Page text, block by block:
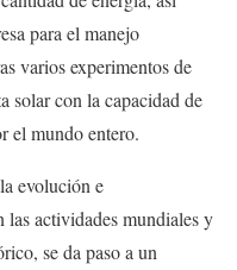
para el manejo
varios experimentos de
solar con la capacidad de
el mundo entero.
evolución e
las actividades mundiales y
se da paso a un